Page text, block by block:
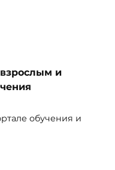
и
обучения и